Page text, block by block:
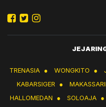
TRENASIA ● WONGKITO ●
KABARSIGER ●
HALLOMEDAN
● SOLOAJA ●